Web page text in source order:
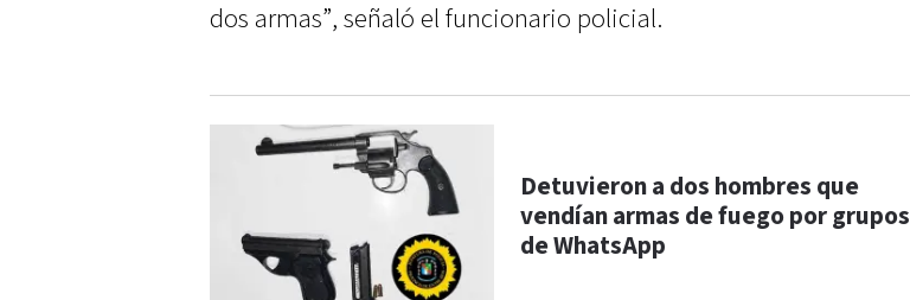
dos armas”, señaló el funcionario policial.
Detuvieron a dos hombres que
vendían armas de fuego por grupos
de WhatsApp